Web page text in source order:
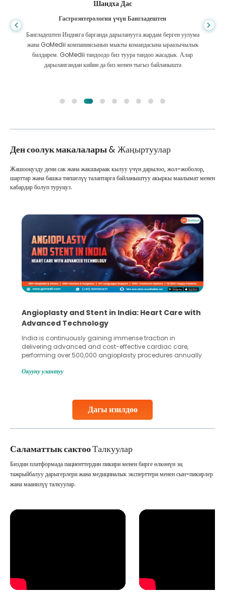
Шандха Дас
Гастроэнтерология үчүн Бангладештен
Бангладештен Индияга барганда дарыланууга жардам берген уулума
жана GoMedii компаниясынын мыкты командасына ыраазычылык
билдирем. GoMedii тандоодо биз туура тандоо жасадык. Алар
дарылангандан кийин да биз менен тыгыз байланышта
Ден соолук макалалары& Жаңыртуулар
Дагы изилдөө
Жашооңузду дени сак жана жакшыраак кылуу үчүн дарылоо, жол-жоболор,
шарттар жана башка тиешелүү талаптарга байланыштуу акыркы маалымат менен
кабардар болуп туруңуз.
and Stent in India: Heart Care with
Technology
is continuously gaining immense traction in
advanced and cost-effective cardiac care,
over 500,000 angioplasty procedures annually
are searching for treatments like angioplasty and
such as one published
улантуу
5
Саламаттык сактооТалкуулар
Биздин платформада пациенттердин пикири менен бирге өлкөнүн эң
тажрыйбалуу дарыгерлери жана медициналык эксперттери менен сын-пикирлер
жана маанилүү талкуулар.